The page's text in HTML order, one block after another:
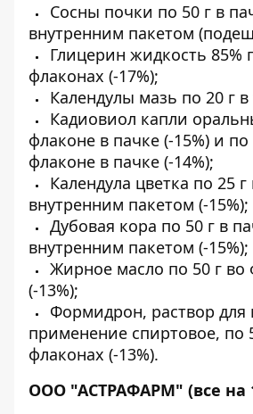
Сосны почки по 50 г в
внутренним пакетом
Глицерин жидкость 85%
флаконах (-17%);
Календулы мазь по 20 г в
Кадиовиол капли
флаконе в пачке (-15%) и
флаконе в пачке (-14%);
Календула цветка по 25 г
внутренним пакетом (-15%);
Дубовая кора по 50 г в
внутренним пакетом (-15%);
Жирное масло по 50 г во
(-13%);
Формидрон, раствор для
применение спиртовое, по
флаконах (-13%).
ООО "АСТРАФАРМ" (все на